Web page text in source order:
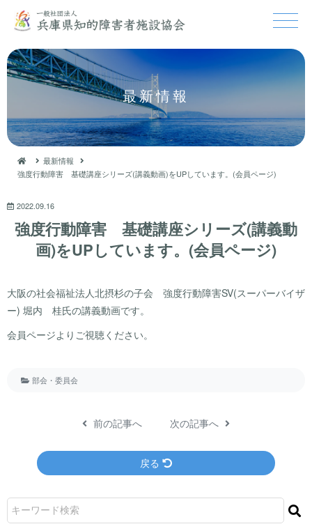
最新情報
最新情報
強度行動障害 基礎講座シリーズ(講義動画)をUPしています。(会員ページ)
2022.09.16
強度行動障害 基礎講座シリーズ(講義動
画)をUPしています。(会員ページ)
大阪の社会福祉法人北摂杉の子会 強度行動障害SV(スーパーバイザ
ー) 堀内 桂氏の講義動画です。
会員ページよりご視聴ください。
部会・委員会
前の記事へ 次の記事へ
戻る